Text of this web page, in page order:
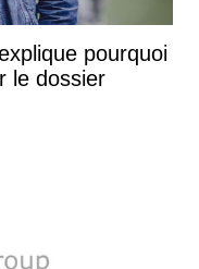
pourquoi
le dossier